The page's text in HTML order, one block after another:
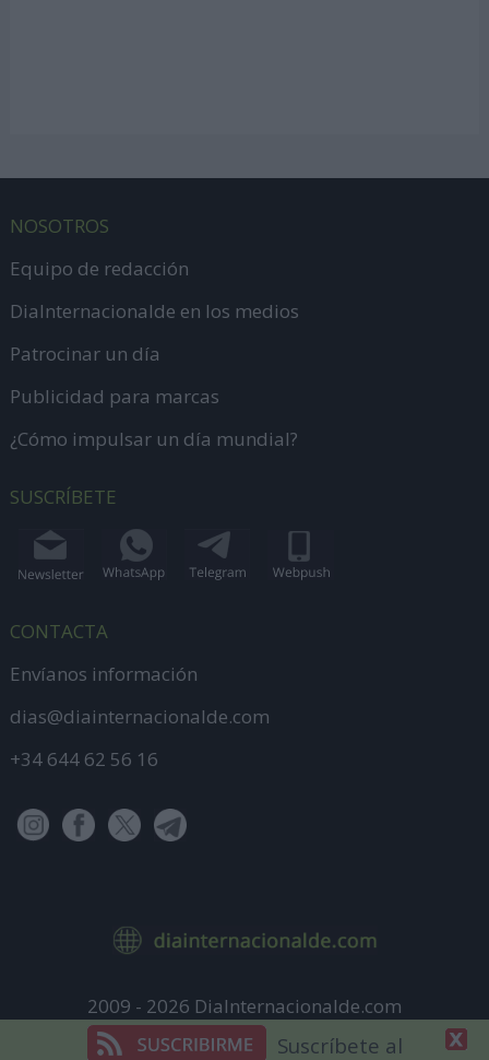
NOSOTROS
Equipo de redacción
DiaInternacionalde en los medios
Patrocinar un día
Publicidad para marcas
¿Cómo impulsar un día mundial?
SUSCRÍBETE
CONTACTA
Envíanos información
dias@diainternacionalde.com
+34 644 62 56 16
2009 - 2026 DiaInternacionalde.com
Aviso LegalSuscríbete al